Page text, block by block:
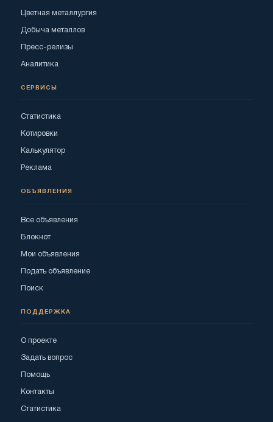
Цветная металлургия
Добыча металлов
Пресс-релизы
Аналитика
СЕРВИСЫ
Статистика
Котировки
Калькулятор
Реклама
ОБЪЯВЛЕНИЯ
Все объявления
Блокнот
Мои объявления
Подать объявление
Поиск
ПОДДЕРЖКА
О проекте
Задать вопрос
Помощь
Контакты
Статистика